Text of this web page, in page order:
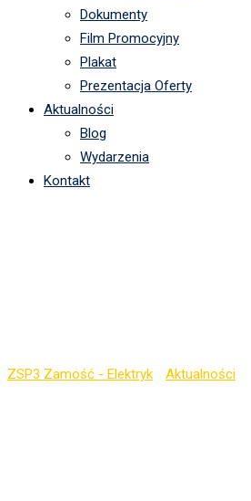
Dokumenty
Film Promocyjny
Plakat
Prezentacja Oferty
Aktualności
Blog
Wydarzenia
Kontakt
ZSP3 Zamość - Elektryk Aktualności